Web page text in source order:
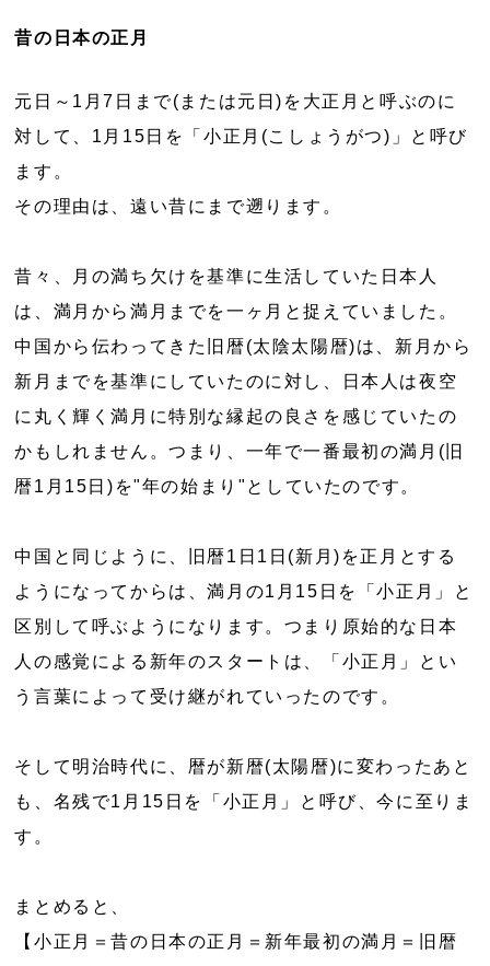
昔の日本の正月
元日～1月7日まで(または元日)を大正月と呼ぶのに
対して、1月15日を「小正月(こしょうがつ)」と呼び
ます。
その理由は、遠い昔にまで遡ります。
昔々、月の満ち欠けを基準に生活していた日本人
は、満月から満月までを一ヶ月と捉えていました。
中国から伝わってきた旧暦(太陰太陽暦)は、新月から
新月までを基準にしていたのに対し、日本人は夜空
に丸く輝く満月に特別な縁起の良さを感じていたの
かもしれません。つまり、一年で一番最初の満月(旧
暦1月15日)を"年の始まり"としていたのです。
中国と同じように、旧暦1日1日(新月)を正月とする
ようになってからは、満月の1月15日を「小正月」と
区別して呼ぶようになります。つまり原始的な日本
人の感覚による新年のスタートは、「小正月」とい
う言葉によって受け継がれていったのです。
そして明治時代に、暦が新暦(太陽暦)に変わったあと
も、名残で1月15日を「小正月」と呼び、今に至りま
す。
まとめると、
【小正月＝昔の日本の正月＝新年最初の満月＝旧暦